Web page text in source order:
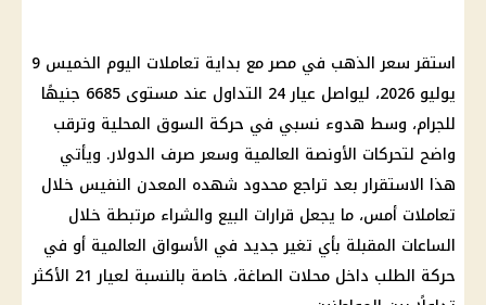
استقر سعر الذهب في مصر مع بداية تعاملات اليوم الخميس 9
يوليو 2026، ليواصل عيار 24 التداول عند مستوى 6685 جنيهًا
للجرام، وسط هدوء نسبي في حركة السوق المحلية وترقب
واضح لتحركات الأونصة العالمية وسعر صرف الدولار. ويأتي
هذا الاستقرار بعد تراجع محدود شهده المعدن النفيس خلال
تعاملات أمس، ما يجعل قرارات البيع والشراء مرتبطة خلال
الساعات المقبلة بأي تغير جديد في الأسواق العالمية أو في
حركة الطلب داخل محلات الصاغة، خاصة بالنسبة لعيار 21 الأكثر